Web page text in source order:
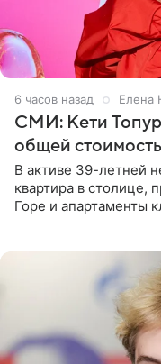
6 часов назад Елена
СМИ: Кети
общей
В активе 39-летней
квартира в столице,
Горе и апартаменты